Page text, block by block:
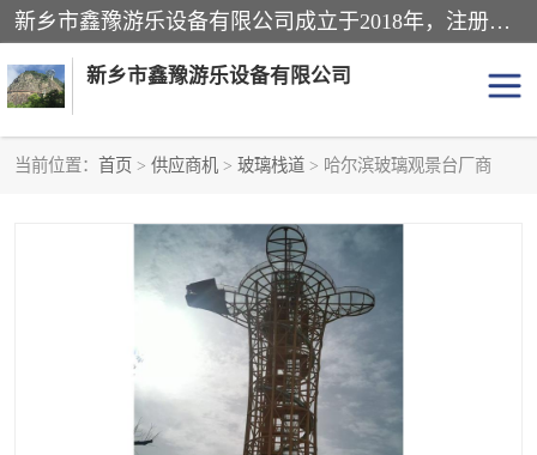
新乡市鑫豫游乐设备有限公司成立于2018年，注册地位于河南省。经营范围包括游乐设备、滑索、滑道、空中自行车、吊桥、拓展器材、攀岩器材、趣桥、悬崖秋千、网红桥、儿童乐园设备、水上乐园设备、丛林穿越设备、音乐呐喊设备、轨道滑车、栈道、玻璃滑道、观景平台、景观包装的设计、制造、销售、安装、维修，景区策划服务。
新乡市鑫豫游乐设备有限公司
当前位置： 首页 > 供应商机 > 玻璃栈道 > 哈尔滨玻璃观景台厂商
儿童乐园设备
水上乐园设备
攀岩器材
空中自行车